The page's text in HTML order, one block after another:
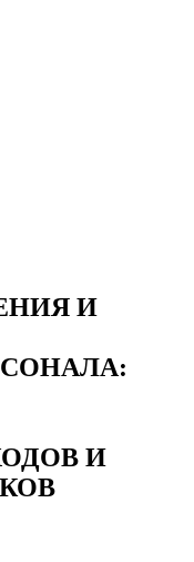
И
И